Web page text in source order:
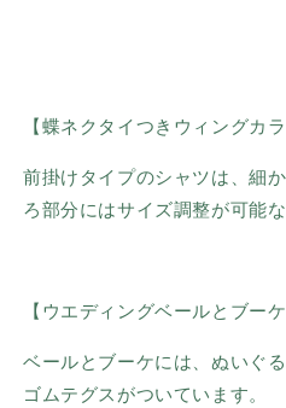
【蝶ネクタイつきウィングカラ
前掛けタイプのシャツは、細
ろ部分にはサイズ調整が可能
【ウエディングベールとブーケ
ベールとブーケには、ぬいぐ
ゴムテグスがついています。